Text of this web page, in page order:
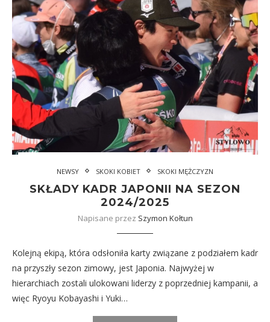
NEWSY SKOKI KOBIET SKOKI MĘŻCZYZN
SKŁADY KADR JAPONII NA SEZON
2024/2025
Napisane przez Szymon Kołtun
Kolejną ekipą, która odsłoniła karty związane z podziałem kadr
na przyszły sezon zimowy, jest Japonia. Najwyżej w
hierarchiach zostali ulokowani liderzy z poprzedniej kampanii, a
więc Ryoyu Kobayashi i Yuki…